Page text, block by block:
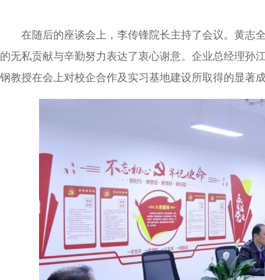
在随后的座谈会上，李传锋院长主持了会议。黄志
的无私贡献与辛勤努力表达了衷心谢意。企业总经理孙
钢教授在会上对校企合作及实习基地建设所取得的显著